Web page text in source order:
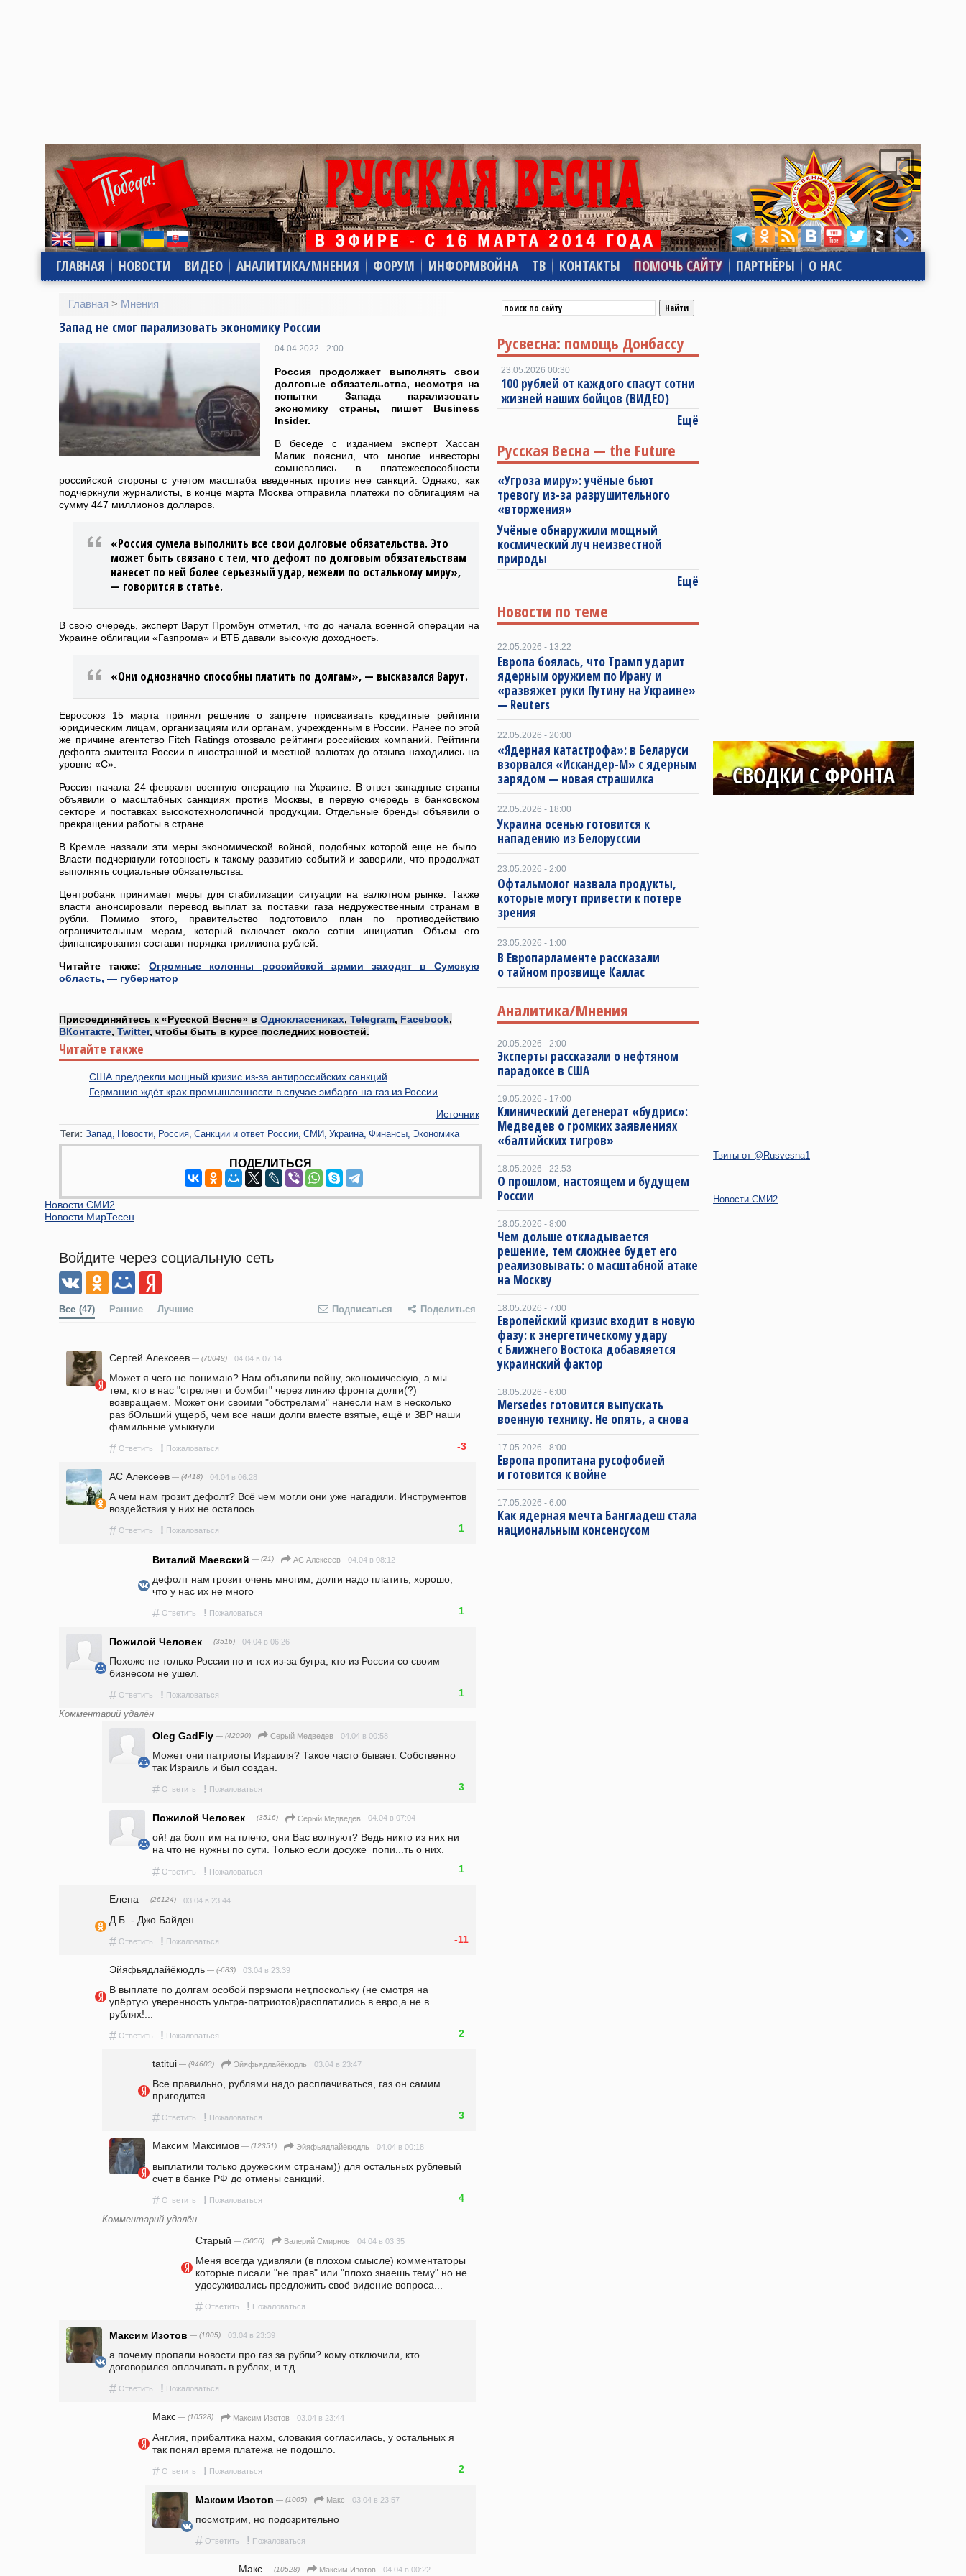
ГЛАВНАЯ НОВОСТИ ВИДЕО АНАЛИТИКА/МНЕНИЯ ФОРУМ ИНФОРМВОЙНА ТВ КОНТАКТЫ ПОМОЧЬ САЙТУ ПАРТНЁРЫ О НАС
Главная > Мнения
Запад не смог парализовать экономику России
04.04.2022 - 2:00
Россия продолжает выполнять свои
долговые обязательства, несмотря на
попытки Запада парализовать
экономику страны, пишет Business
Insider.
В беседе с изданием эксперт Хассан
Малик пояснил, что многие инвесторы
сомневались в платежеспособности
российской стороны с учетом масштаба введенных против нее санкций. Однако, как
подчеркнули журналисты, в конце марта Москва отправила платежи по облигациям на
сумму 447 миллионов долларов.
«Россия сумела выполнить все свои долговые обязательства. Это
может быть связано с тем, что дефолт по долговым обязательствам
нанесет по ней более серьезный удар, нежели по остальному миру»,
— говорится в статье.
В свою очередь, эксперт Варут Промбун отметил, что до начала военной операции на
Украине облигации «Газпрома» и ВТБ давали высокую доходность.
«Они однозначно способны платить по долгам», — высказался Варут.
Евросоюз 15 марта принял решение о запрете присваивать кредитные рейтинги
юридическим лицам, организациям или органам, учрежденным в России. Ранее по этой
же причине агентство Fitch Ratings отозвало рейтинги российских компаний. Рейтинги
дефолта эмитента России в иностранной и местной валютах до отзыва находились на
уровне «С».
Россия начала 24 февраля военную операцию на Украине. В ответ западные страны
объявили о масштабных санкциях против Москвы, в первую очередь в банковском
секторе и поставках высокотехнологичной продукции. Отдельные бренды объявили о
прекращении работы в стране.
В Кремле назвали эти меры экономической войной, подобных которой еще не было.
Власти подчеркнули готовность к такому развитию событий и заверили, что продолжат
выполнять социальные обязательства.
Центробанк принимает меры для стабилизации ситуации на валютном рынке. Также
власти анонсировали перевод выплат за поставки газа недружественным странам в
рубли. Помимо этого, правительство подготовило план по противодействию
ограничительным мерам, который включает около сотни инициатив. Объем его
финансирования составит порядка триллиона рублей.
Читайте также:Огромные колонны российской армии заходят в Сумскую
область, — губернатор
Присоединяйтесь к «Русской Весне» в Одноклассниках, Telegram, Facebook,
ВКонтакте, Twitter, чтобы быть в курсе последних новостей.
Читайте также
США предрекли мощный кризис из-за антироссийских санкций
Германию ждёт крах промышленности в случае эмбарго на газ из России
Источник
Теги: Запад Новости Россия Санкции и ответ России СМИ Украина Финансы Экономика
ПОДЕЛИТЬСЯ
Новости СМИ2
Новости МирТесен
Войдите через социальную сеть
Все (47) Ранние Лучшие Подписаться Поделиться
Сергей Алексеев — (70049) 04.04 в 07:14
Может я чего не понимаю? Нам объявили войну, экономическую, а мы
тем, кто в нас "стреляет и бомбит" через линию фронта долги(?)
возвращаем. Может они своими "обстрелами" нанесли нам в несколько
раз бОльший ущерб, чем все наши долги вместе взятые, ещё и ЗВР наши
фамильные умыкнули...
# Ответить ! Пожаловаться -3
АС Алексеев — (4418) 04.04 в 06:28
А чем нам грозит дефолт? Всё чем могли они уже нагадили. Инструментов
воздействия у них не осталось.
# Ответить ! Пожаловаться 1
Виталий Маевский — (21) АС Алексеев 04.04 в 08:12
дефолт нам грозит очень многим, долги надо платить, хорошо,
что у нас их не много
# Ответить ! Пожаловаться 1
Пожилой Человек — (3516) 04.04 в 06:26
Похоже не только России но и тех из-за бугра, кто из России со своим
бизнесом не ушел.
# Ответить ! Пожаловаться 1
Комментарий удалён
Oleg GadFly — (42090) Серый Медведев 04.04 в 00:58
Может они патриоты Израиля? Такое часто бывает. Собственно
так Израиль и был создан.
# Ответить ! Пожаловаться 3
Пожилой Человек — (3516) Серый Медведев 04.04 в 07:04
ой! да болт им на плечо, они Вас волнуют? Ведь никто из них ни
на что не нужны по сути. Только если досуже  попи...ть о них.
# Ответить ! Пожаловаться 1
Елена — (26124) 03.04 в 23:44
Д.Б. - Джо Байден
# Ответить ! Пожаловаться -11
Эйяфьядлайёкюдль — (-683) 03.04 в 23:39
В выплате по долгам особой пэрэмоги нет,поскольку (не смотря на
упёртую уверенность ультра-патриотов)расплатились в евро,а не в
рублях!...
# Ответить ! Пожаловаться 2
tatitui — (94603) Эйяфьядлайёкюдль 03.04 в 23:47
Все правильно, рублями надо расплачиваться, газ он самим
пригодится
# Ответить ! Пожаловаться 3
Максим Максимов — (12351) Эйяфьядлайёкюдль 04.04 в 00:18
выплатили только дружеским странам)) для остальных рублевый
счет в банке РФ до отмены санкций.
# Ответить ! Пожаловаться 4
Комментарий удалён
Старый — (5056) Валерий Смирнов 04.04 в 03:35
Меня всегда удивляли (в плохом смысле) комментаторы
которые писали "не прав" или "плохо знаешь тему" но не
удосуживались предложить своё видение вопроса...
# Ответить ! Пожаловаться
Максим Изотов — (1005) 03.04 в 23:39
а почему пропали новости про газ за рубли? кому отключили, кто
договорился оплачивать в рублях, и.т.д
# Ответить ! Пожаловаться
Макс — (10528) Максим Изотов 03.04 в 23:44
Англия, прибалтика нахм, словакия согласилась, у остальных я
так понял время платежа не подошло.
# Ответить ! Пожаловаться 2
Максим Изотов — (1005) Макс 03.04 в 23:57
посмотрим, но подозрительно
# Ответить ! Пожаловаться
Макс — (10528) Максим Изотов 04.04 в 00:22
Русвесна: помощь Донбассу
23.05.2026 00:30
100 рублей от каждого спасут сотни
жизней наших бойцов (ВИДЕО)
Ещё
Русская Весна — the Future
«Угроза миру»: учёные бьют
тревогу из-за разрушительного
«вторжения»
Учёные обнаружили мощный
космический луч неизвестной
природы
Ещё
Новости по теме
22.05.2026 - 13:22
Европа боялась, что Трамп ударит
ядерным оружием по Ирану и
«развяжет руки Путину на Украине»
— Reuters
22.05.2026 - 20:00
«Ядерная катастрофа»: в Беларуси
взорвался «Искандер-М» с ядерным
зарядом — новая страшилка
22.05.2026 - 18:00
Украина осенью готовится к
нападению из Белоруссии
23.05.2026 - 2:00
Офтальмолог назвала продукты,
которые могут привести к потере
зрения
23.05.2026 - 1:00
В Европарламенте рассказали
о тайном прозвище Каллас
Аналитика/Мнения
20.05.2026 - 2:00
Эксперты рассказали о нефтяном
парадоксе в США
19.05.2026 - 17:00
Клинический дегенерат «будрис»:
Медведев о громких заявлениях
«балтийских тигров»
18.05.2026 - 22:53
О прошлом, настоящем и будущем
России
18.05.2026 - 8:00
Чем дольше откладывается
решение, тем сложнее будет его
реализовывать: о масштабной атаке
на Москву
18.05.2026 - 7:00
Европейский кризис входит в новую
фазу: к энергетическому удару
с Ближнего Востока добавляется
украинский фактор
18.05.2026 - 6:00
Mersedes готовится выпускать
военную технику. Не опять, а снова
17.05.2026 - 8:00
Европа пропитана русофобией
и готовится к войне
17.05.2026 - 6:00
Как ядерная мечта Бангладеш стала
национальным консенсусом
Твиты от @Rusvesna1
Новости СМИ2